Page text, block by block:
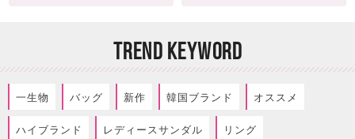
TREND KEYWORD
一生物 バッグ 新作 韓国ブランド オススメ
ハイブランド レディースサンダル リング